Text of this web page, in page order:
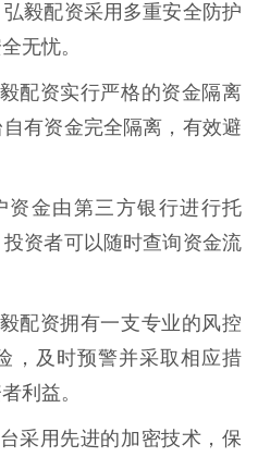
毅配资采用多重安全防护
无忧。
配资实行严格的资金隔离
有资金完全隔离，有效避
资金由第三方银行进行托
资者可以随时查询资金流
配资拥有一支专业的风控
，及时预警并采取相应措
利益。
采用先进的加密技术，保